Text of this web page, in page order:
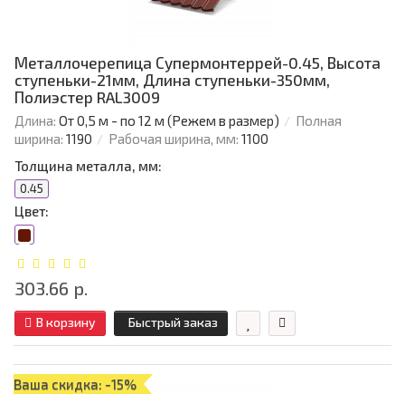
Металлочерепица Супермонтеррей-0.45, Высота
ступеньки-21мм, Длина ступеньки-350мм,
Полиэстер RAL3009
Длина: От 0,5 м - по 12 м (Режем в размер)
Полная
ширина: 1190 Рабочая ширина, мм: 1100
Толщина металла, мм:
0.45
Цвет:
303.66 р.
В корзину Быстрый заказ
Ваша скидка: -15%